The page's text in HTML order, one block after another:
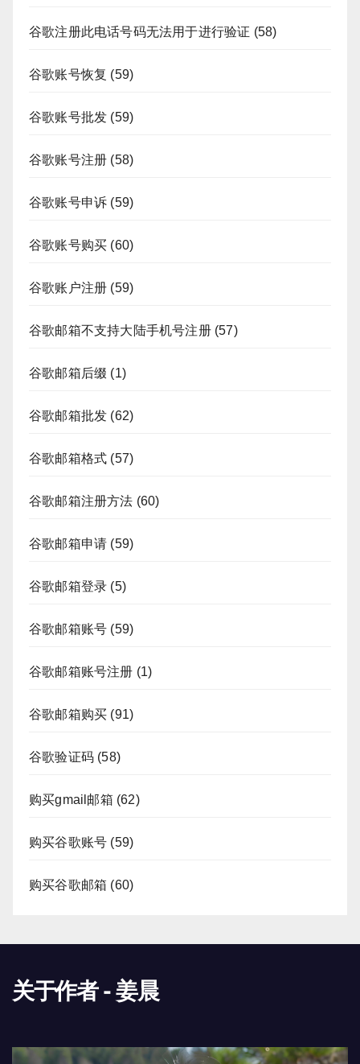
谷歌注册此电话号码无法用于进行验证 (58)
谷歌账号恢复 (59)
谷歌账号批发 (59)
谷歌账号注册 (58)
谷歌账号申诉 (59)
谷歌账号购买 (60)
谷歌账户注册 (59)
谷歌邮箱不支持大陆手机号注册(57)
谷歌邮箱后缀 (1)
谷歌邮箱批发 (62)
谷歌邮箱格式 (57)
谷歌邮箱注册方法 (60)
谷歌邮箱申请 (59)
谷歌邮箱登录 (5)
谷歌邮箱账号 (59)
谷歌邮箱账号注册 (1)
谷歌邮箱购买 (91)
谷歌验证码 (58)
购买gmail邮箱 (62)
购买谷歌账号 (59)
购买谷歌邮箱 (60)
关于作者 - 姜晨